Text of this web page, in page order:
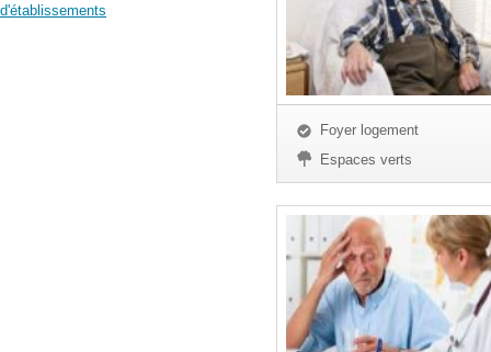
d'établissements
Foyer logement
Espaces verts